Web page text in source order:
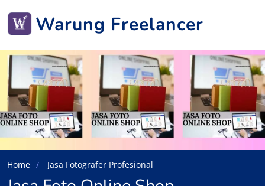
Warung Freelancer
Home Jasa Fotografer Profesional